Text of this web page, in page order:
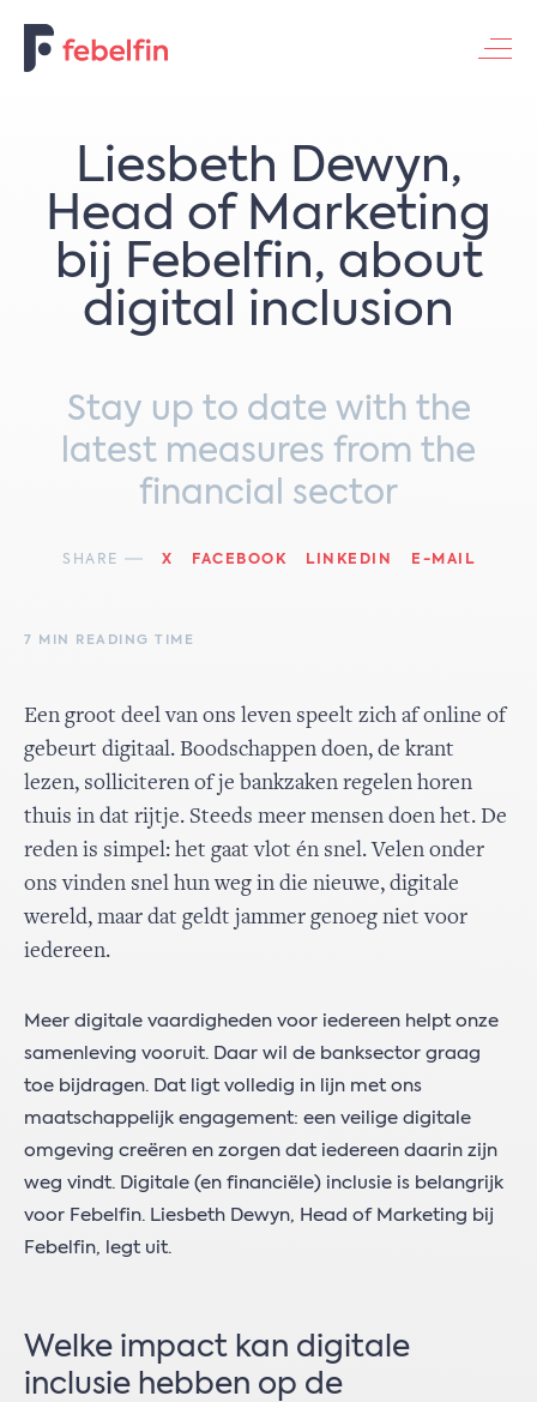
Liesbeth Dewyn,
Head of Marketing
bij Febelfin, about
digital inclusion
Stay up to date with the
latest measures from the
financial sector
SHARE X FACEBOOK LINKEDIN E-MAIL
7 MIN READING TIME
Een groot deel van ons leven speelt zich af online of
gebeurt digitaal. Boodschappen doen, de krant
lezen, solliciteren of je bankzaken regelen horen
thuis in dat rijtje. Steeds meer mensen doen het. De
reden is simpel: het gaat vlot én snel. Velen onder
ons vinden snel hun weg in die nieuwe, digitale
wereld, maar dat geldt jammer genoeg niet voor
iedereen.
Meer digitale vaardigheden voor iedereen helpt onze
samenleving vooruit. Daar wil de banksector graag
toe bijdragen. Dat ligt volledig in lijn met ons
maatschappelijk engagement: een veilige digitale
omgeving creëren en zorgen dat iedereen daarin zijn
weg vindt. Digitale (en financiële) inclusie is belangrijk
voor Febelfin. Liesbeth Dewyn, Head of Marketing bij
Febelfin, legt uit.
Welke impact kan digitale
inclusie hebben op de